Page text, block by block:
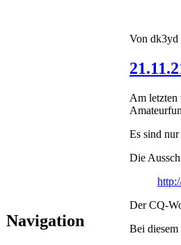
Navigation
Von dk3yd
Am letzten
Es sind
Die
Der CQ-
Bei